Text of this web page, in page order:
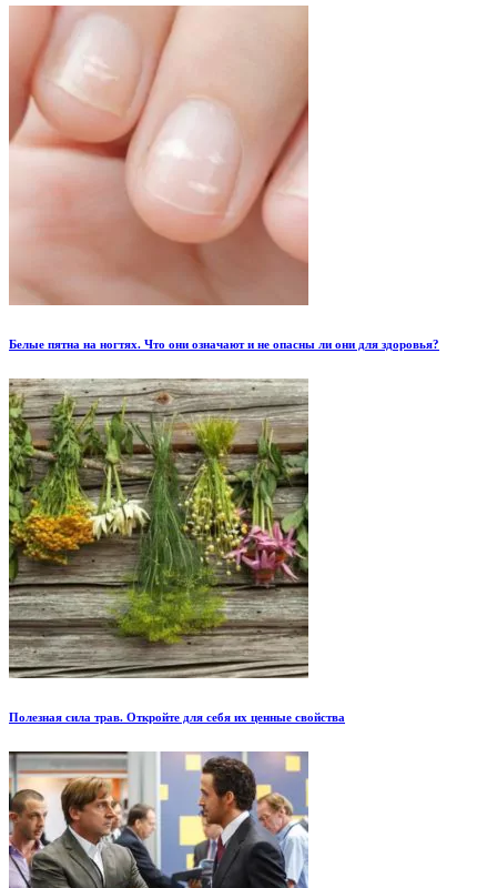
Белые пятна на ногтях. Что они означают и не опасны ли они для здоровья?
Полезная сила трав. Откройте для себя их ценные свойства